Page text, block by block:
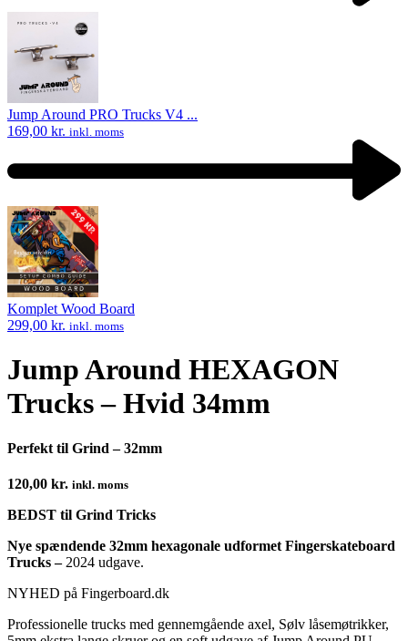
Previous
Jump Around PRO Trucks V4 ...
169,00 kr. inkl. moms
Next
product:
Komplet Wood Board
299,00 kr. inkl. moms
Jump Around HEXAGON
Trucks – Hvid 34mm
Perfekt til Grind – 32mm
120,00 kr. inkl. moms
BEDST til Grind Tricks
Nye spændende 32mm hexagonale udformet Fingerskateboard
Trucks – 2024 udgave.
NYHED på Fingerboard.dk
Professionelle trucks med gennemgående axel, Sølv låsemøtrikker,